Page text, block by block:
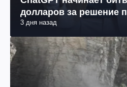
долларов за решение
3 дня назад